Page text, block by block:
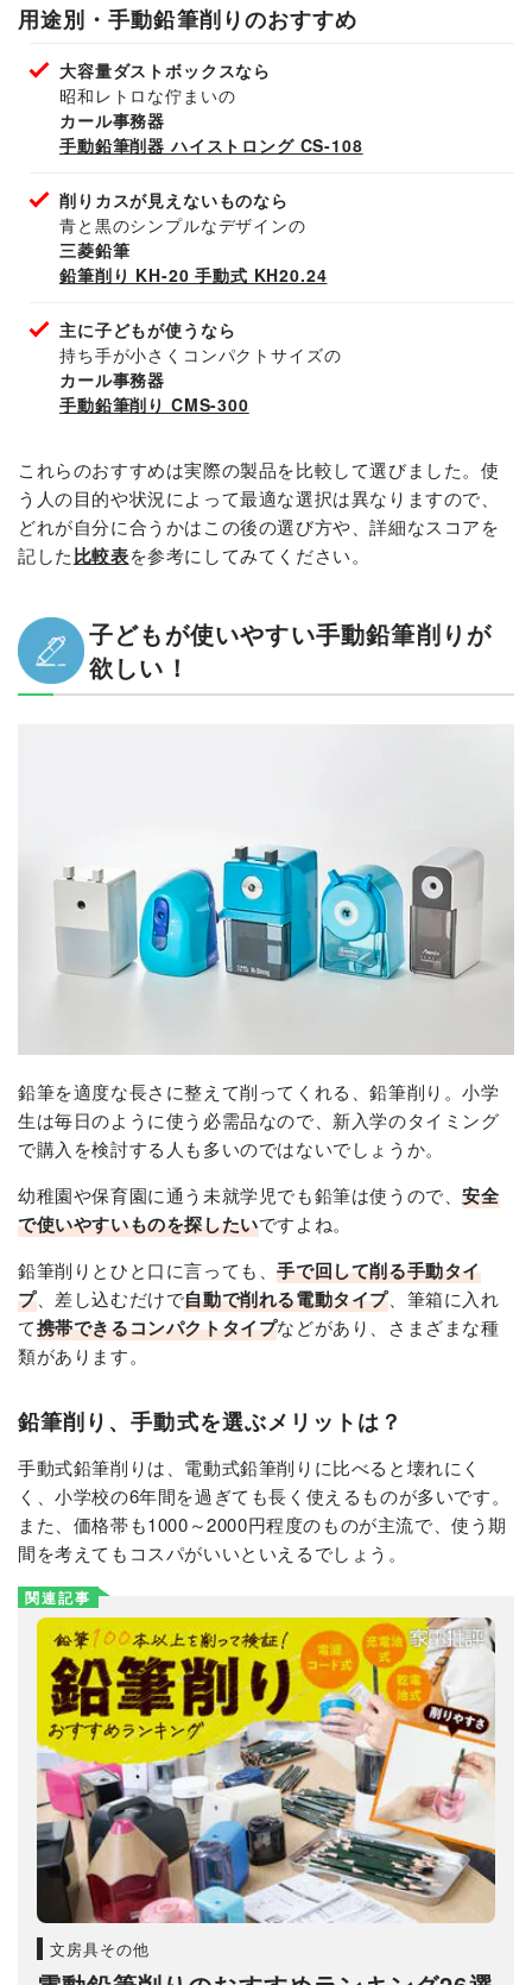
用途別・手動鉛筆削りのおすすめ
大容量ダストボックスなら
昭和レトロな佇まいの
カール事務器
手動鉛筆削器 ハイストロング CS-108
削りカスが見えないものなら
青と黒のシンプルなデザインの
三菱鉛筆
鉛筆削り KH-20 手動式 KH20.24
主に子どもが使うなら
持ち手が小さくコンパクトサイズの
カール事務器
手動鉛筆削り CMS-300
これらのおすすめは実際の製品を比較して選びました。使
う人の目的や状況によって最適な選択は異なりますので、
どれが自分に合うかはこの後の選び方や、詳細なスコアを
記した比較表を参考にしてみてください。
子どもが使いやすい手動鉛筆削りが
欲しい！
鉛筆を適度な長さに整えて削ってくれる、鉛筆削り。小学
生は毎日のように使う必需品なので、新入学のタイミング
で購入を検討する人も多いのではないでしょうか。
幼稚園や保育園に通う未就学児でも鉛筆は使うので、安全
で使いやすいものを探したいですよね。
鉛筆削りとひと口に言っても、手で回して削る手動タイ
プ、差し込むだけで自動で削れる電動タイプ 、筆箱に入れ
て携帯できるコンパクトタイプなどがあり、さまざまな種
類があります。
鉛筆削り、手動式を選ぶメリットは？
手動式鉛筆削りは、電動式鉛筆削りに比べると壊れにく
く、小学校の6年間を過ぎても長く使えるものが多いです。
また、価格帯も1000～2000円程度のものが主流で、使う期
間を考えてもコスパがいいといえるでしょう。
関連記事
文房具その他